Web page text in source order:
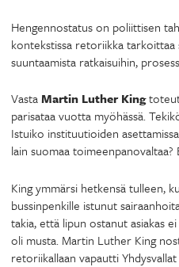
Hengennostatus on poliittisen
kontekstissa retoriikka
suuntaamista ratkaisuihin,
VastaMartin Luther King
parisataa vuotta myöhässä.
Istuiko instituutioiden
lain suomaa toimeenpanovaltaa?
King ymmärsi hetkensä tulleen,
bussinpenkille istunut
takia, että lipun ostanut asiakas
oli musta. Martin Luther King
retoriikallaan vapautti